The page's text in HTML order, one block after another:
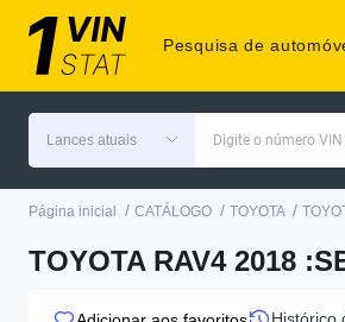
Pesquisa de
Lances atuais Digite o número
Página inicial / CATÁLOGO / TOYOTA /
TOYOTA RAV4 2018